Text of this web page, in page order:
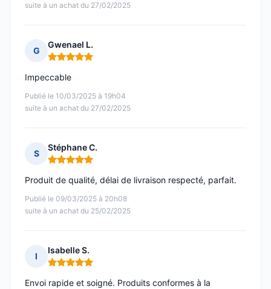
suite à un achat du 27/02/2025
G
Gwenael L.
Note : 5 sur 5
Publié le 10/03/2025 à 19h04
suite à un achat du 27/02/2025
Impeccable
S
Stéphane C.
Note : 5 sur 5
Publié le 09/03/2025 à 20h08
suite à un achat du 25/02/2025
Produit de qualité, délai de livraison respecté, parfait.
I
Isabelle S.
Note : 5 sur 5
Envoi rapide et soigné. Produits conformes à la